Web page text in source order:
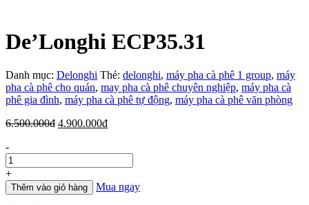
De’Longhi ECP35.31
Danh mục: Delonghi Thẻ: delonghi, máy pha cà phê 1 group, máy
pha cà phê cho quán, may pha cà phê chuyên nghiệp, máy pha cà
phê gia đình, máy pha cà phê tự động, máy pha cà phê văn phòng
6.500.000đ Giá
4.900.000đGiá
Số
lượng
-
+
Thêm vào giỏ hàng Mua ngay